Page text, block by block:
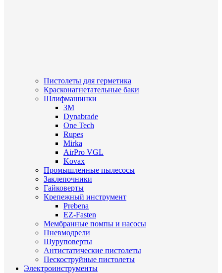
Пистолеты для герметика
Красконагнетательные баки
Шлифмашинки
3M
Dynabrade
One Tech
Rupes
Mirka
AirPro VGL
Kovax
Промышленные пылесосы
Заклепочники
Гайковерты
Крепежный инструмент
Prebena
EZ-Fasten
Мембранные помпы и насосы
Пневмодрели
Шуруповерты
Антистатические пистолеты
Пескоструйные пистолеты
Электроинструменты